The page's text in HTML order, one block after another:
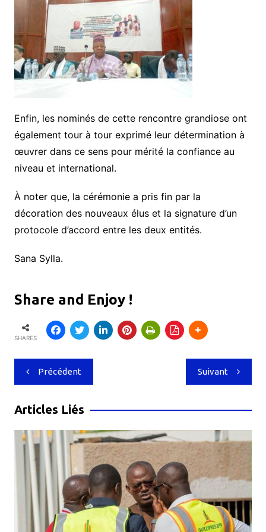
Enfin, les nominés de cette rencontre grandiose ont
également tour à tour exprimé leur détermination à
œuvrer dans ce sens pour mérité la confiance au
niveau et international.
À noter que, la cérémonie a pris fin par la
décoration des nouveaux élus et la signature d’un
protocole d’accord entre les deux entités.
Sana Sylla.
Share and Enjoy !
SHARES
Navigation
de
l’article
Précédent Suivant
Articles Liés